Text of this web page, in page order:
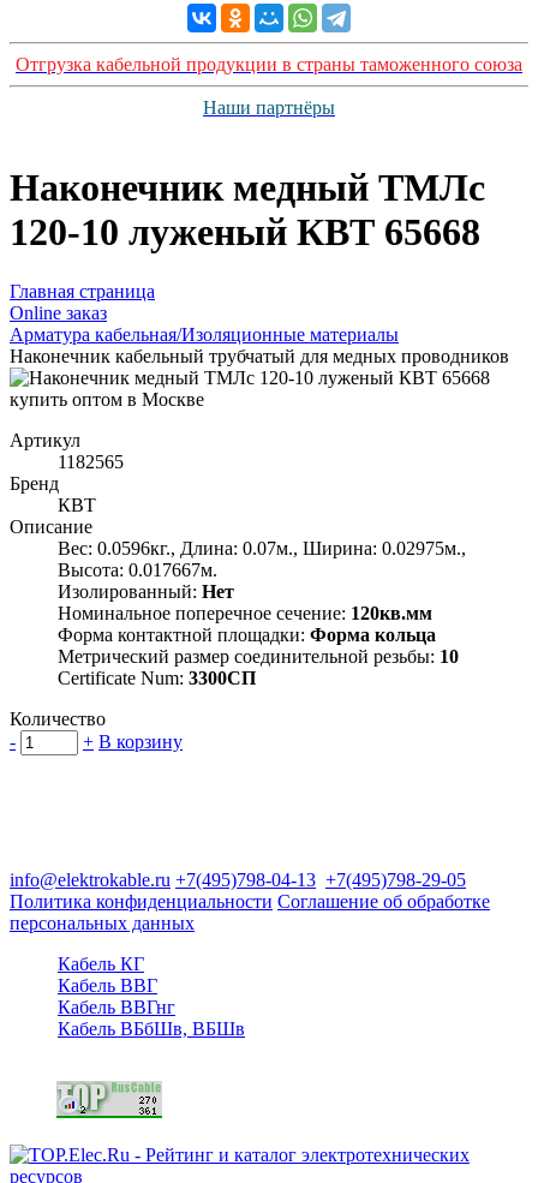
Отгрузка кабельной продукции в страны таможенного союза
Наши партнёры
Наконечник медный ТМЛс
120-10 луженый КВТ 65668
Главная страница
Оnline заказ
Арматура кабельная/Изоляционные материалы
Наконечник кабельный трубчатый для медных проводников
Артикул
1182565
Бренд
КВТ
Описание
Вес: 0.0596кг., Длина: 0.07м., Ширина: 0.02975м.,
Высота: 0.017667м.
Изолированный: Нет
Номинальное поперечное сечение: 120кв.мм
Форма контактной площадки: Форма кольца
Метрический размер соединительной резьбы: 10
Certificate Num: 3300СП
Количество
-
+ В корзину
info@elektrokable.ru +7(495)798-04-13 +7(495)798-29-05
Политика конфиденциальности Соглашение об обработке
персональных данных
Кабель КГ
Кабель ВВГ
Кабель ВВГнг
Кабель ВБбШв, ВБШв